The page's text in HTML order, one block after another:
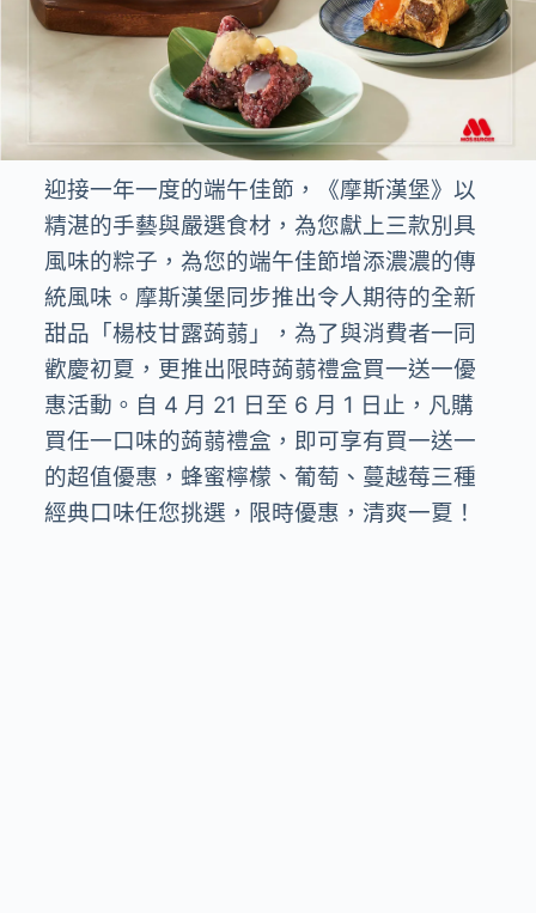
迎接一年一度的端午佳節，《摩斯漢堡》以
精湛的手藝與嚴選食材，為您獻上三款別具
風味的粽子，為您的端午佳節增添濃濃的傳
統風味。摩斯漢堡同步推出令人期待的全新
甜品「楊枝甘露蒟蒻」，為了與消費者一同
歡慶初夏，更推出限時蒟蒻禮盒買一送一優
惠活動。自 4 月 21 日至 6 月 1 日止，凡購
買任一口味的蒟蒻禮盒，即可享有買一送一
的超值優惠，蜂蜜檸檬、葡萄、蔓越莓三種
經典口味任您挑選，限時優惠，清爽一夏！